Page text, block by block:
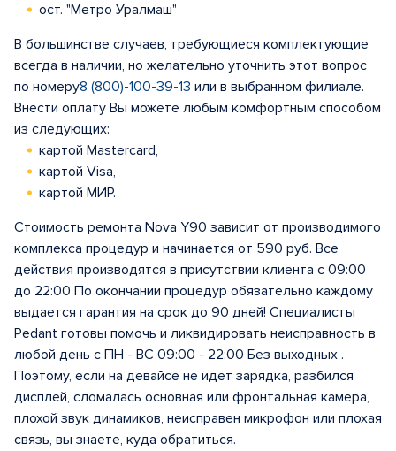
ост. "Метро Уралмаш"
В большинстве случаев, требующиеся комплектующие
всегда в наличии, но желательно уточнить этот вопрос
по номеру8 (800)-100-39-13 или в выбранном филиале.
Внести оплату Вы можете любым комфортным способом
из следующих:
картой Mastercard,
картой Visa,
картой МИР.
Стоимость ремонта Nova Y90 зависит от производимого
комплекса процедур и начинается от 590 руб. Все
действия производятся в присутствии клиента с 09:00
до 22:00 По окончании процедур обязательно каждому
выдается гарантия на срок до 90 дней! Специалисты
Pedant готовы помочь и ликвидировать неисправность в
любой день с ПН - ВС 09:00 - 22:00 Без выходных .
Поэтому, если на девайсе не идет зарядка, разбился
дисплей, сломалась основная или фронтальная камера,
плохой звук динамиков, неисправен микрофон или плохая
связь, вы знаете, куда обратиться.